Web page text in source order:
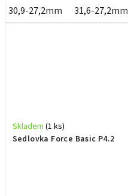
30,9-27,2mm 31,6-27,2mm
Sedlovka Force Basic P4.2
Skladem (1 ks)